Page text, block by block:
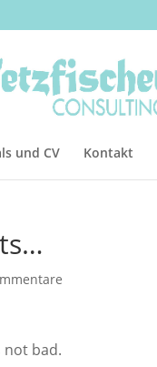
und CV Kontakt
not bad.